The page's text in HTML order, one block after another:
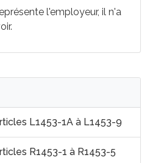
l'employeur, il n'a
L1453-1A à L1453-9
R1453-1 à R1453-5